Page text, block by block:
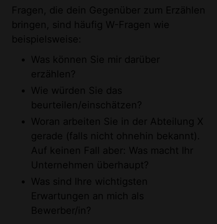
Fragen, die dein Gegenüber zum Erzählen
bringen, sind häufig W-Fragen wie
beispielsweise:
Was können Sie mir darüber
erzählen?
Wie würden Sie das
beurteilen/einschätzen?
Woran arbeiten Sie in der Abteilung X
gerade (falls nicht ohnehin bekannt).
Auf keinen Fall aber: Was macht Ihr
Unternehmen überhaupt?
Was sind Ihre wichtigsten
Erwartungen an mich als
Bewerber/in?